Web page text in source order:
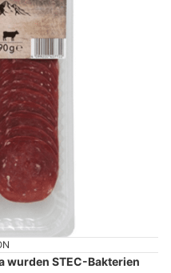
wurden STEC-Bakterien